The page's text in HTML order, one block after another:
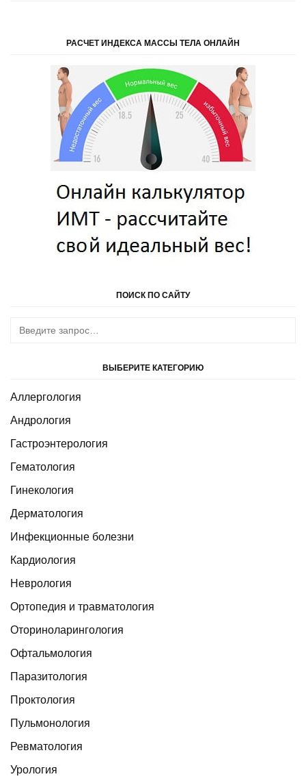
РАСЧЕТ ИНДЕКСА МАССЫ ТЕЛА ОНЛАЙН
ПОИСК ПО САЙТУ
ВЫБЕРИТЕ КАТЕГОРИЮ
Аллергология
Андрология
Гастроэнтерология
Гематология
Гинекология
Дерматология
Инфекционные болезни
Кардиология
Неврология
Ортопедия и травматология
Оториноларингология
Офтальмология
Паразитология
Проктология
Пульмонология
Ревматология
Урология